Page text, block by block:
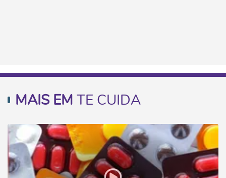
MAIS EM TE CUIDA